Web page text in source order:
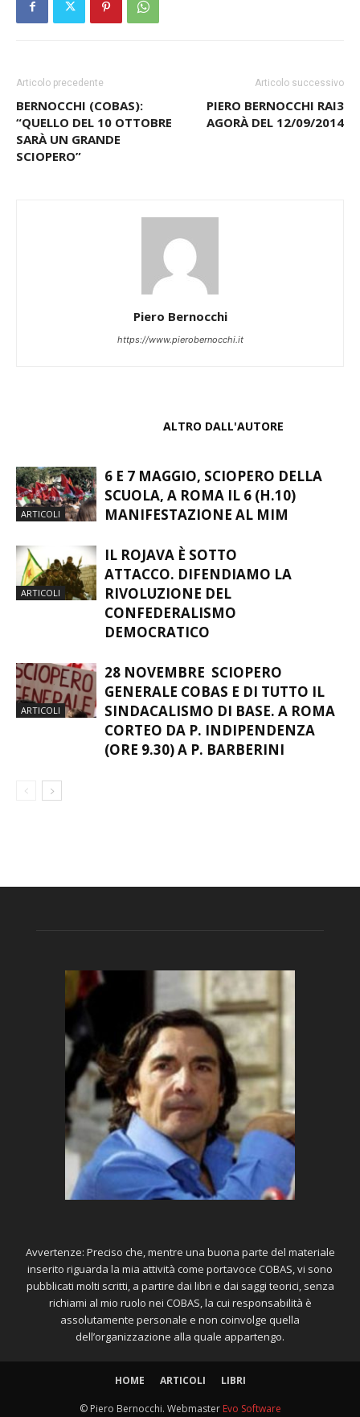
Articolo precedente
BERNOCCHI (COBAS):
“QUELLO DEL 10 OTTOBRE
SARÀ UN GRANDE
SCIOPERO”
Articolo successivo
PIERO BERNOCCHI RAI3
AGORÀ DEL 12/09/2014
Piero Bernocchi
https://www.pierobernocchi.it
ALTRO DALL'AUTORE
ARTICOLI
6 E 7 MAGGIO, SCIOPERO DELLA
SCUOLA, A ROMA IL 6 (H.10)
MANIFESTAZIONE AL MIM
ARTICOLI
IL ROJAVA È SOTTO
ATTACCO. DIFENDIAMO LA
RIVOLUZIONE DEL
CONFEDERALISMO
DEMOCRATICO
ARTICOLI
28 NOVEMBRE SCIOPERO
GENERALE COBAS E DI TUTTO IL
SINDACALISMO DI BASE. A ROMA
CORTEO DA P. INDIPENDENZA
(ORE 9.30) A P. BARBERINI
Avvertenze: Preciso che, mentre una buona parte del materiale
inserito riguarda la mia attività come portavoce COBAS, vi sono
pubblicati molti scritti, a partire dai libri e dai saggi teorici, senza
richiami al mio ruolo nei COBAS, la cui responsabilità è
assolutamente personale e non coinvolge quella
dell’organizzazione alla quale appartengo.
HOME ARTICOLI LIBRI
© Piero Bernocchi. Webmaster Evo Software